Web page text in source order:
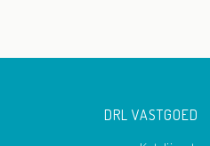
DRL VASTGOED